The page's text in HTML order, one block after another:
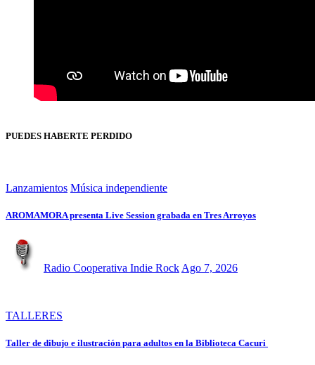
PUEDES HABERTE PERDIDO
Lanzamientos Música independiente
AROMAMORA presenta Live Session grabada en Tres Arroyos
Radio Cooperativa Indie Rock Ago 7, 2026
TALLERES
Taller de dibujo e ilustración para adultos en la Biblioteca Cacuri